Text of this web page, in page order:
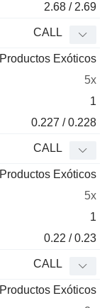
2.68 / 2.69
CALL
Productos Exóticos
5x
1
0.227 / 0.228
CALL
Productos Exóticos
5x
1
0.22 / 0.23
CALL
Productos Exóticos